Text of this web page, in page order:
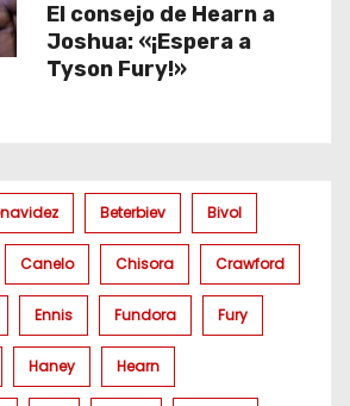
El consejo de Hearn a
Joshua: «¡Espera a
Tyson Fury!»
Beterbiev Bivol
Canelo Chisora Crawford
Ennis Fundora Fury
Haney Hearn